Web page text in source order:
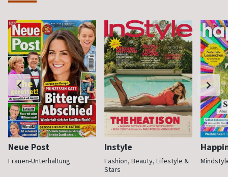
Neue Post
Frauen-Unterhaltung
Instyle
Fashion, Beauty, Lifestyle &
Stars